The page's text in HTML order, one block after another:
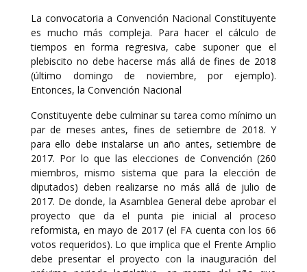
La convocatoria a Convención Nacional Constituyente
es mucho más compleja. Para hacer el cálculo de
tiempos en forma regresiva, cabe suponer que el
plebiscito no debe hacerse más allá de fines de 2018
(último domingo de noviembre, por ejemplo).
Entonces, la Convención Nacional
Constituyente debe culminar su tarea como mínimo un
par de meses antes, fines de setiembre de 2018. Y
para ello debe instalarse un año antes, setiembre de
2017. Por lo que las elecciones de Convención (260
miembros, mismo sistema que para la elección de
diputados) deben realizarse no más allá de julio de
2017. De donde, la Asamblea General debe aprobar el
proyecto que da el punta pie inicial al proceso
reformista, en mayo de 2017 (el FA cuenta con los 66
votos requeridos). Lo que implica que el Frente Amplio
debe presentar el proyecto con la inauguración del